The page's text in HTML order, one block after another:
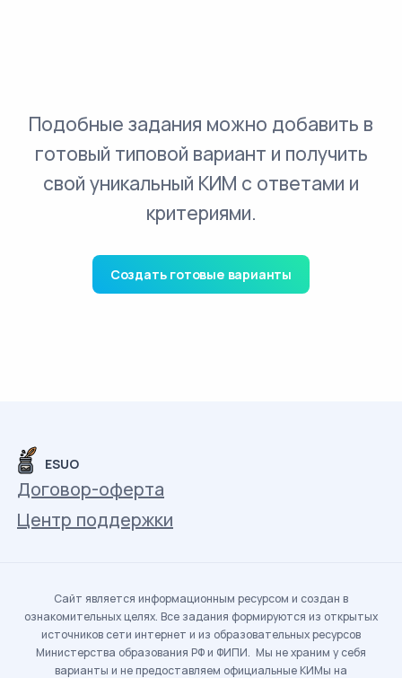
Подобные задания можно добавить в
готовый типовой вариант и получить
свой уникальный КИМ с ответами и
критериями.
Создать готовые варианты
ESUO
Договор-оферта
Центр поддержки
Сайт является информационным ресурсом и создан в
ознакомительных целях. Все задания формируются из открытых
источников сети интернет и из образовательных ресурсов
Министерства образования РФ и ФИПИ. Мы не храним у себя
варианты и не предоставляем официальные КИМы на